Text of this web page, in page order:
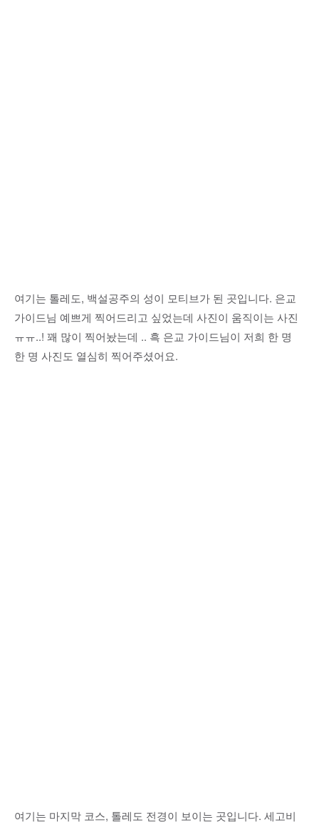
여기는 톨레도, 백설공주의 성이 모티브가 된 곳입니다. 은교
가이드님 예쁘게 찍어드리고 싶었는데 사진이 움직이는 사진
ㅠㅠ..! 꽤 많이 찍어놨는데 .. 흑 은교 가이드님이 저희 한 명
한 명 사진도 열심히 찍어주셨어요.
여기는 마지막 코스, 톨레도 전경이 보이는 곳입니다. 세고비